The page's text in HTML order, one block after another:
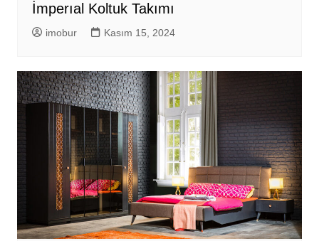
İmperıal Koltuk Takımı
imobur Kasım 15, 2024